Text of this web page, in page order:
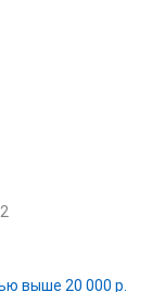
выше 20 000 р.